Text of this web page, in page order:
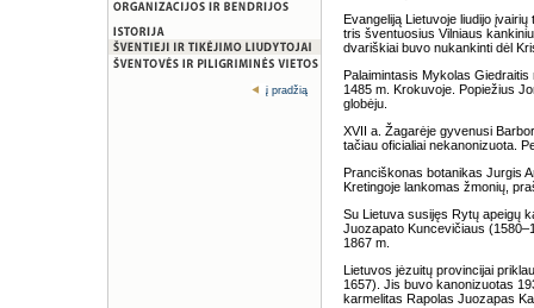
į pradžią
Evangeliją Lietuvoje liudijo
tris šventuosius Vilniaus
dvariškiai buvo nukankinti dėl
Palaimintasis Mykolas
1485 m. Krokuvoje. Popiežius
globėju.
XVII a. Žagarėje gyvenusi
tačiau oficialiai nekanonizuota.
Pranciškonas botanikas Jurgis
Kretingoje lankomas žmonių,
Su Lietuva susijęs Rytų apeigų
Juozapato Kuncevičiaus
1867 m.
Lietuvos jėzuitų provincijai
1657). Jis buvo kanonizuotas
karmelitas Rapolas Juozapas